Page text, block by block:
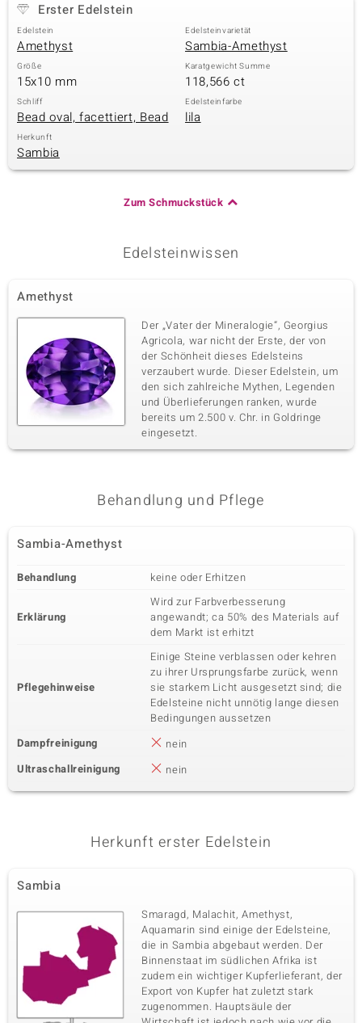
Erster Edelstein
Edelstein
Amethyst
Edelsteinvarietät
Sambia-Amethyst
Größe
15x10 mm
Karatgewicht Summe
118,566 ct
Schliff
Bead oval, facettiert, Bead
Edelsteinfarbe
lila
Herkunft
Sambia
Zum Schmuckstück
Edelsteinwissen
Amethyst
Der „Vater der Mineralogie“, Georgius
Agricola, war nicht der Erste, der von
der Schönheit dieses Edelsteins
verzaubert wurde. Dieser Edelstein, um
den sich zahlreiche Mythen, Legenden
und Überlieferungen ranken, wurde
bereits um 2.500 v. Chr. in Goldringe
eingesetzt.
Behandlung und Pflege
Sambia-Amethyst
Behandlung keine oder Erhitzen
Erklärung
Wird zur Farbverbesserung
angewandt; ca 50% des Materials auf
dem Markt ist erhitzt
Pflegehinweise
Einige Steine verblassen oder kehren
zu ihrer Ursprungsfarbe zurück, wenn
sie starkem Licht ausgesetzt sind; die
Edelsteine nicht unnötig lange diesen
Bedingungen aussetzen
Dampfreinigung
nein
Ultraschallreinigung
nein
Herkunft erster Edelstein
Sambia
Smaragd, Malachit, Amethyst,
Aquamarin sind einige der Edelsteine,
die in Sambia abgebaut werden. Der
Binnenstaat im südlichen Afrika ist
zudem ein wichtiger Kupferlieferant, der
Export von Kupfer hat zuletzt stark
zugenommen. Hauptsäule der